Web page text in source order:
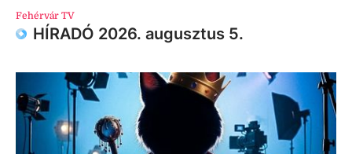
Fehérvár TV
HÍRADÓ 2026. augusztus 5.